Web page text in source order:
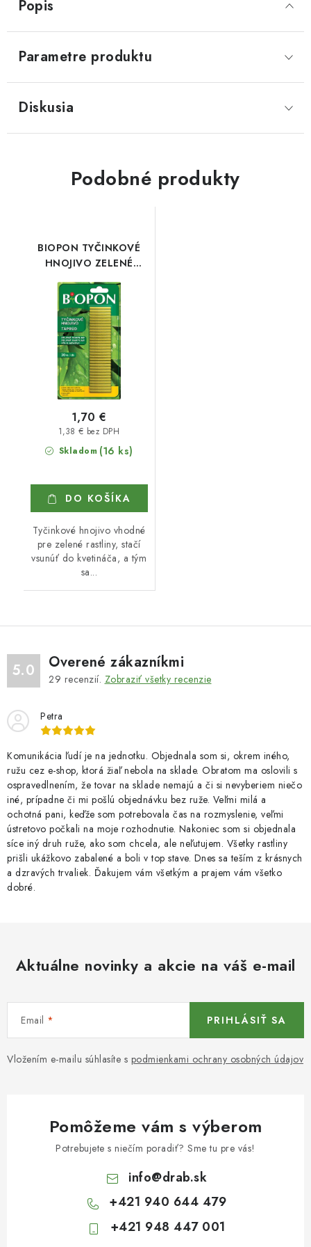
Popis
Parametre produktu
Diskusia
Podobné produkty
BIOPON TYČINKOVÉ
HNOJIVO ZELENÉ
RASTLINY 30 ks
Skladom (16 ks)
1,38 € bez DPH
1,70 €
DO KOŠÍKA
Tyčinkové hnojivo vhodné
pre zelené rastliny, stačí
vsunúť do kvetináča, a tým
sa...
5.0 Overené zákazníkmi
29 recenzií. Zobraziť všetky recenzie
Petra
Komunikácia ľudí je na jednotku. Objednala som si, okrem iného,
ružu cez e-shop, ktorá žiaľ nebola na sklade. Obratom ma oslovili s
ospravedlnením, že tovar na sklade nemajú a či si nevyberiem niečo
iné, prípadne či mi pošlú objednávku bez ruže. Veľmi milá a
ochotná pani, keďže som potrebovala čas na rozmyslenie, veľmi
ústretovo počkali na moje rozhodnutie. Nakoniec som si objednala
síce iný druh ruže, ako som chcela, ale neľutujem. Všetky rastliny
prišli ukážkovo zabalené a boli v top stave. Dnes sa teším z krásnych
a dzravých trvaliek. Ďakujem vám všetkým a prajem vám všetko
dobré.
Aktuálne novinky a akcie na váš e-mail
Email
Vložením e-mailu súhlasíte s podmienkami ochrany osobných údajov
PRIHLÁSIŤ SA
Pomôžeme vám s výberom
Potrebujete s niečím poradiť? Sme tu pre vás!
info@drab.sk
+421 940 644 479
+421 948 447 001